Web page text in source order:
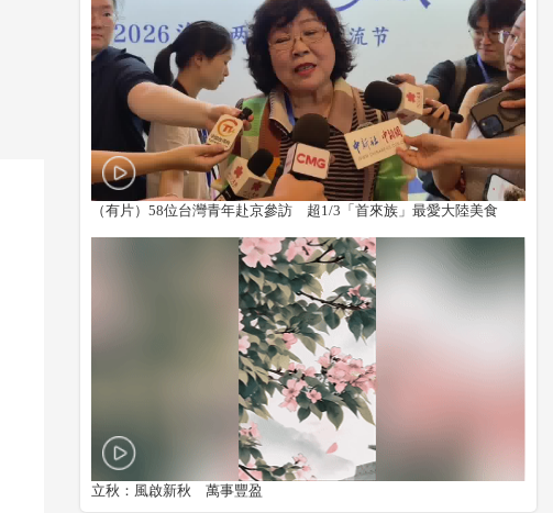
（有片）58位台灣青年赴京參訪 超1/3「首來族」最愛大陸美食
立秋：風啟新秋 萬事豐盈